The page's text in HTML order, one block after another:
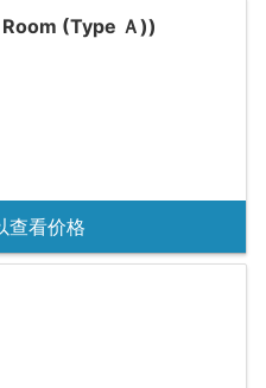
(Type Ａ))
查看价格